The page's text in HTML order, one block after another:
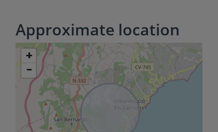
Approximate location
+
−